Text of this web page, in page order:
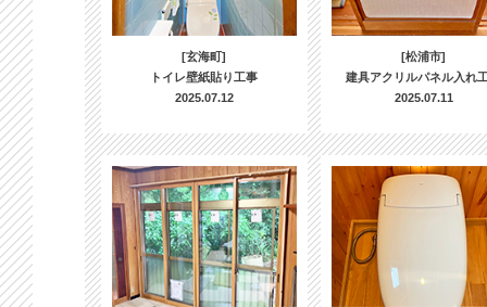
[玄海町]
トイレ壁紙貼り工事
2025.07.12
[松浦市]
建具アクリルパネル入れ
2025.07.11